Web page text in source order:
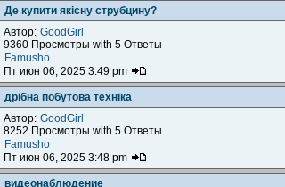
Де купити якісну струбцину?
Автор: GoodGirl
9360 Просмотры with 5 Ответы
Famusho
Пт июн 06, 2025 3:49 pm
дрібна побутова техніка
Автор: GoodGirl
8252 Просмотры with 5 Ответы
Famusho
Пт июн 06, 2025 3:48 pm
видеонаблюдение